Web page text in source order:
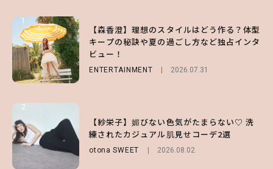
1
【森香澄】理想のスタイルはどう作る？体型
キープの秘訣や夏の過ごし方など独占インタ
ビュー！
ENTERTAINMENT 2026.07.31
2
【紗栄子】媚びない色気がたまらない♡ 洗
練されたカジュアル肌見せコーデ2選
otona SWEET 2026.08.02
1
【ハローキティ】がスシローと初コラボ♡
第1弾の気になるメニュー＆限定グッズを総
チェック！
LIFESTYLE 2026.07.31
2
【大原優乃】夏メイクはプレイフルに！ドキ
ッとしちゃう色っぽ“うるみ目”のつくり方
BEAUTY 2026.08.01
1
【SNIDEL】長濱ねるとロマンティックトラ
ッドな秋はじめ｜2026秋の新作コーデ4選
2
【付録】総柄ハローキティが可愛すぎ♡ 紀
ノ国屋コラボの“優秀保冷バッグ”は夏の強
い味方！【オトナミューズ9月号増刊】
2026.07.12